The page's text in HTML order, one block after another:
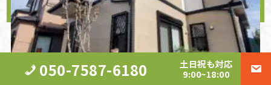
050-7587-6180
土日祝も対応
9:00~18:00